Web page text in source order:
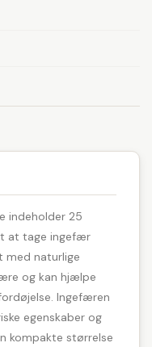
indeholder 25
at tage ingefær
med naturlige
og kan hjælpe
Ingefæren
egenskaber og
kompakte størrelse